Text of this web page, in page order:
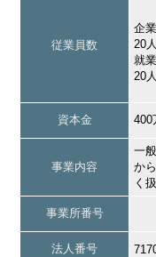
従業員数
企
20人
就
20
資本金 400
事業内容
一
か
く
事業所番号
法人番号